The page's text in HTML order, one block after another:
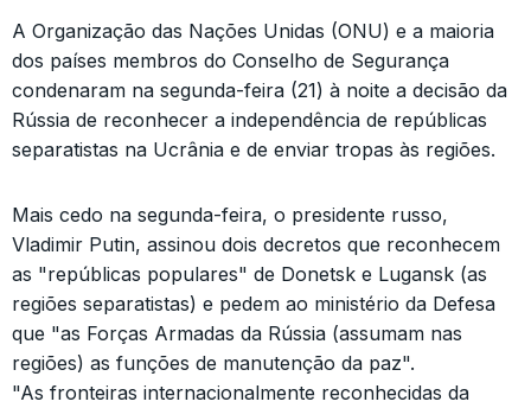
A Organização das Nações Unidas (ONU) e a maioria
dos países membros do Conselho de Segurança
condenaram na segunda-feira (21) à noite a decisão da
Rússia de reconhecer a independência de repúblicas
separatistas na Ucrânia e de enviar tropas às regiões.
Mais cedo na segunda-feira, o presidente russo,
Vladimir Putin, assinou dois decretos que reconhecem
as "repúblicas populares" de Donetsk e Lugansk (as
regiões separatistas) e pedem ao ministério da Defesa
que "as Forças Armadas da Rússia (assumam nas
regiões) as funções de manutenção da paz".
"As fronteiras internacionalmente reconhecidas da